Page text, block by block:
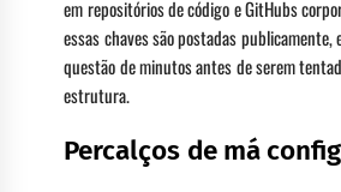
em repositórios de código e GitHubs
essas chaves são postadas publicamente,
questão de minutos antes de serem
estrutura.
Percalços de má